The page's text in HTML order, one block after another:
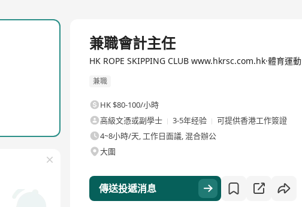
兼職會計主任
HK ROPE SKIPPING CLUB www.hkrsc.com.hk·體育運動
兼職
HK $80-100/小時
高級文憑或副學士
3-5年经验
可提供香港工作簽證
4~8小時/天, 工作日面議, 混合辦公
大圍
傳送投遞消息